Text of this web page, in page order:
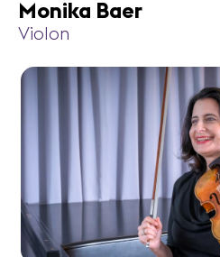
Monika Baer
Violon